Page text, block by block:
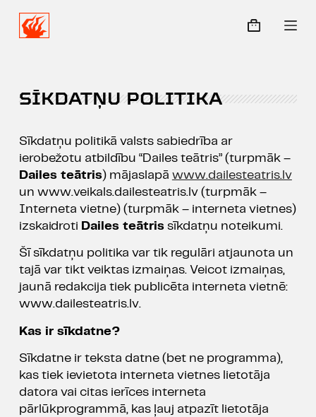
S
o
o
n
n
SĪKDATŅU POLITIKA
Sīkdatņu politikā valsts sabiedrība ar
ierobežotu atbildību “Dailes teātris” (turpmāk –
Dailes teātris) mājaslapā www.dailesteatris.lv
un www.veikals.dailesteatris.lv (turpmāk –
Interneta vietne) (turpmāk – interneta vietnes)
izskaidroti Dailes teātrissīkdatņu noteikumi.
Šī sīkdatņu politika var tik regulāri atjaunota un
tajā var tikt veiktas izmaiņas. Veicot izmaiņas,
jaunā redakcija tiek publicēta interneta vietnē:
www.dailesteatris.lv.
Kas ir sīkdatne?
Sīkdatne ir teksta datne (bet ne programma),
kas tiek ievietota interneta vietnes lietotāja
datora vai citas ierīces interneta
pārlūkprogrammā, kas ļauj atpazīt lietotāja